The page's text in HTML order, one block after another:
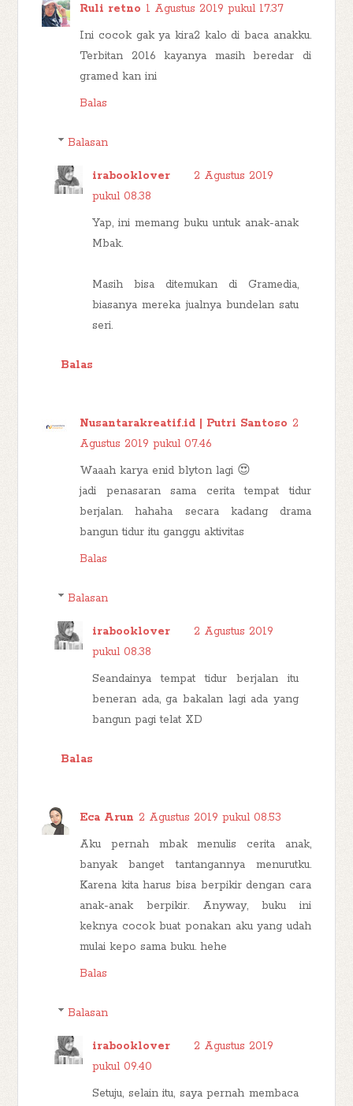
Ruli retno 1 Agustus 2019 pukul 17.37
Ini cocok gak ya kira2 kalo di baca anakku.
Terbitan 2016 kayanya masih beredar di
gramed kan ini
Balas
Balasan
irabooklover
2 Agustus 2019
pukul 08.38
Yap, ini memang buku untuk anak-anak
Mbak.
Masih bisa ditemukan di Gramedia,
biasanya mereka jualnya bundelan satu
seri.
Balas
Nusantarakreatif.id | Putri Santoso 2
Agustus 2019 pukul 07.46
Waaah karya enid blyton lagi 😍
jadi penasaran sama cerita tempat tidur
berjalan. hahaha secara kadang drama
bangun tidur itu ganggu aktivitas
Balas
Balasan
irabooklover
2 Agustus 2019
pukul 08.38
Seandainya tempat tidur berjalan itu
beneran ada, ga bakalan lagi ada yang
bangun pagi telat XD
Balas
Eca Arun 2 Agustus 2019 pukul 08.53
Aku pernah mbak menulis cerita anak,
banyak banget tantangannya menurutku.
Karena kita harus bisa berpikir dengan cara
anak-anak berpikir. Anyway, buku ini
keknya cocok buat ponakan aku yang udah
mulai kepo sama buku. hehe
Balas
Balasan
irabooklover
2 Agustus 2019
pukul 09.40
Setuju, selain itu, saya pernah membaca